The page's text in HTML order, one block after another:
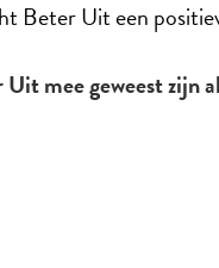
Beter Uit een
mee geweest zijn